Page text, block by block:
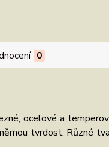
0
ocelové a
tvrdost. Různé